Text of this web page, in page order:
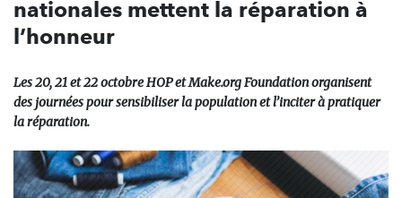
nationales mettent la réparation à
l’honneur
Les 20, 21 et 22 octobre HOP et Make.org Foundation organisent
des journées pour sensibiliser la population et l’inciter à pratiquer
la réparation.